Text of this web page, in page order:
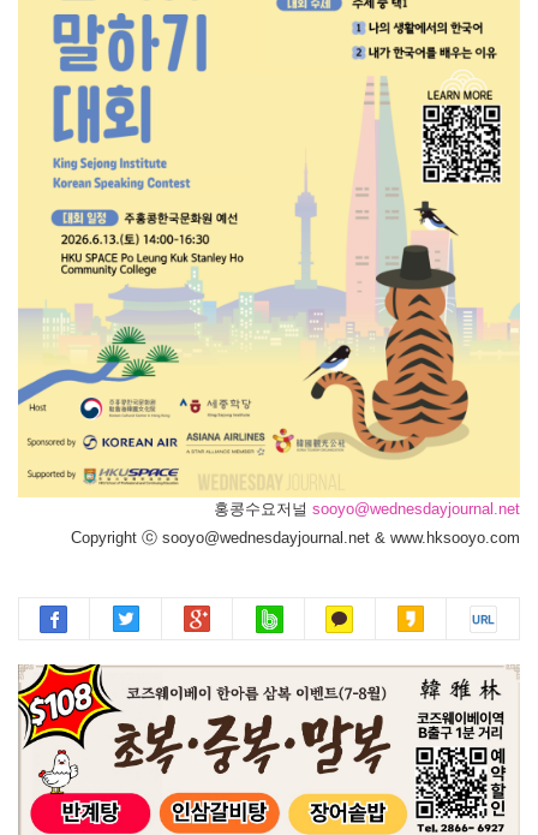
홍콩수요저널 sooyo@wednesdayjournal.net
Copyright ⓒ sooyo@wednesdayjournal.net & www.hksooyo.com